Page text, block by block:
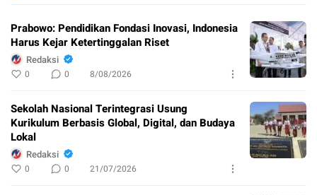
Prabowo: Pendidikan Fondasi Inovasi, Indonesia
Harus Kejar Ketertinggalan Riset
Redaksi
0 0 8/08/2026
Sekolah Nasional Terintegrasi Usung
Kurikulum Berbasis Global, Digital, dan Budaya
Lokal
Redaksi
0 0 21/07/2026